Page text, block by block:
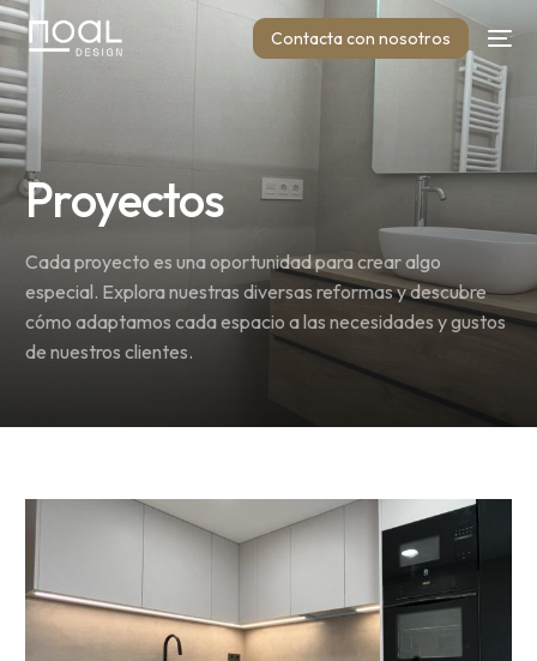
Contacta con nosotros
Proyectos
Cada proyecto es una oportunidad para crear algo
especial. Explora nuestras diversas reformas y descubre
cómo adaptamos cada espacio a las necesidades y gustos
de nuestros clientes.